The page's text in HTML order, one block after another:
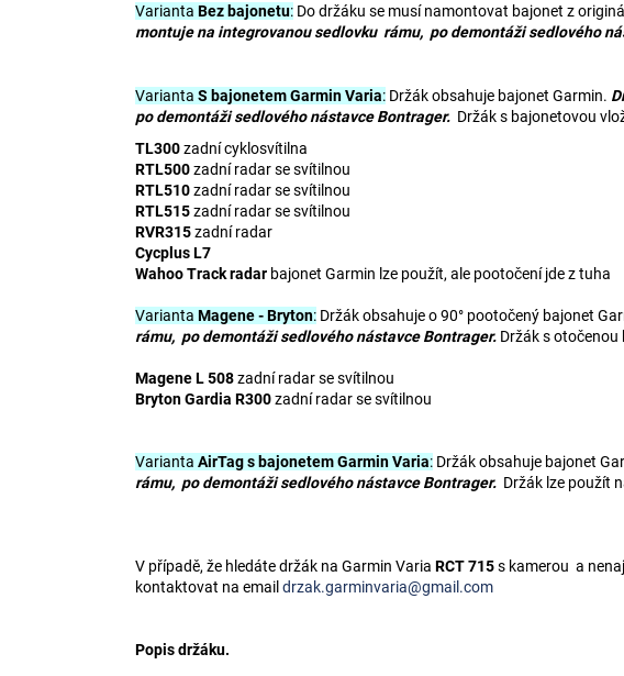
Varianta Bez bajonetu: Do držáku se musí namontovat bajonet z
montuje na integrovanou sedlovku rámu, po demontážisedlového
Varianta S bajonetem Garmin Varia: Držák obsahuje bajonet Garmin.
po demontáži sedlového nástavce Bontrager. Držák s bajonetovou
TL300zadní cyklosvítilna
RTL500zadní radar se svítilnou
RTL510zadní radar se svítilnou
RTL515zadní radar se svítilnou
RVR315zadní radar
Cycplus L7
Wahoo Track radar bajonet Garmin lze použít, ale pootočení jde z tuha
Varianta Magene - Bryton: Držák obsahuje o 90° pootočený bajonet
rámu, po demontáži sedlového nástavce Bontrager. Držák s
Magene L 508zadní radar se svítilnou
Bryton Gardia R300zadní radar se svítilnou
Varianta AirTag s bajonetem Garmin Varia: Držák obsahuje bajonet
rámu, po demontáži sedlového nástavce Bontrager. Držák lze použít
V případě, že hledáte držák na Garmin Varia RCT 715s kamerou a
kontaktovat na emaildrzak.garminvaria@gmail.com
Popis držáku.